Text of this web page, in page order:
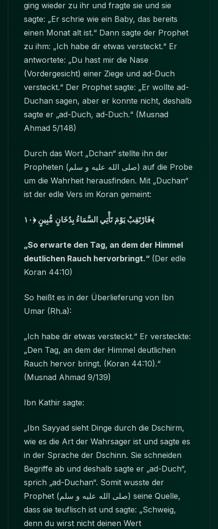
ging wieder zu ihr und fragte sie und sie
sagte: „Er schrie wie ein Baby, das bereits
einen Monat alt ist.“ Dann sagte der Prophet
zu ihm: „Ich habe dir etwas versteckt.“ Er
antwortete: „Du hast mir die Nase
(Vordergesicht) einer Ziege und ad-Duch
versteckt.“ Der Prophet sagte: „Er wollte ad-
Duchan sagen, aber er konnte nicht, deshalb
sagte er „ad-Duch, ad-Duch.“ (Musnad
Ahmad 5/148)
Durch das Wort „Dchan“ stellte ihn der
Propheten
(صلى الله عليه و سلم) auf die Probe
um die Wahrheit herausfinden. Mit „Duchan“
ist der edle Vers im Koran gemeint:
فَارْتَقِبْ يَوْمَ تَأْتِي السَّمَاءُ بِدُخَانٍ مُّبِينٍ ﴿١٠﴾
„So erwarte den Tag, an dem der Himmel
deutlichen Rauch hervorbringt.“ (Der edle
Koran 44:10)
So heißt es in der Überlieferung von Ibn
Umar (Rh.a):
„Ich habe dir etwas versteckt.“ Er versteckte:
„Den Tag, an dem der Himmel deutlichen
Rauch hervor bringt. (Koran 44:10).“
(Musnad Ahmad 9/139)
Ibn Kathir sagte:
„Ibn Sayyad sieht Dinge durch die Dschirm,
wie es die Art der Wahrsager ist und sagte es
in der Sprache der Dschinn. Sie schneiden
Begriffe ab und deshalb sagte er „ad-Duch“,
sprich „ad-Duchan“. Somit wusste der
Prophet
(صلى الله عليه و سلم) seine Quelle,
dass sie teuflisch ist und sagte: „Schweig,
denn du wirst nicht deinen Wert